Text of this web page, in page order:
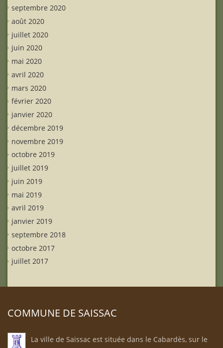
septembre 2020
août 2020
juillet 2020
juin 2020
mai 2020
avril 2020
mars 2020
février 2020
janvier 2020
décembre 2019
novembre 2019
octobre 2019
juillet 2019
juin 2019
mai 2019
avril 2019
janvier 2019
septembre 2018
octobre 2017
juillet 2017
COMMUNE DE SAISSAC
La ville de Saissac est située dans le Cabardès, sur le